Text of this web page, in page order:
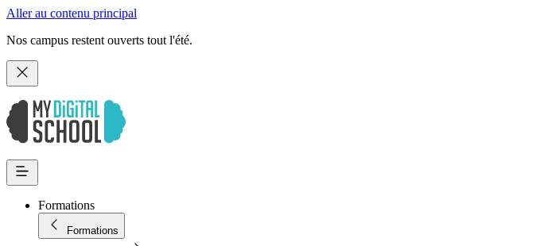
Aller au contenu principal
Nos campus restent ouverts tout l'été.
Formations
Formations